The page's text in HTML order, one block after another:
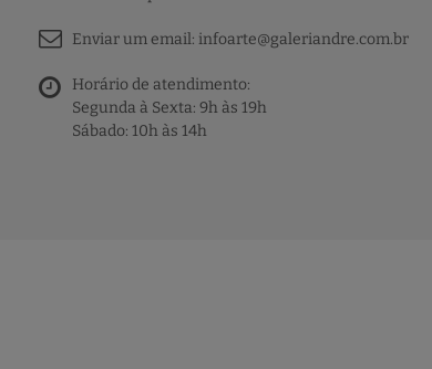
Enviar um email: infoarte@galeriandre.com.br
Horário de atendimento:
Segunda à Sexta: 9h às 19h
Sábado: 10h às 14h